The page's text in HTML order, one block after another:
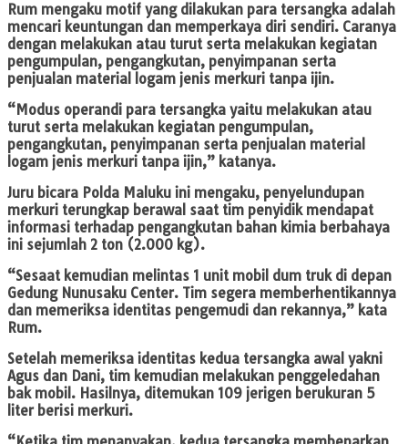
Rum mengaku motif yang dilakukan para tersangka adalah
mencari keuntungan dan memperkaya diri sendiri. Caranya
dengan melakukan atau turut serta melakukan kegiatan
pengumpulan, pengangkutan, penyimpanan serta
penjualan material logam jenis merkuri tanpa ijin.
“Modus operandi para tersangka yaitu melakukan atau
turut serta melakukan kegiatan pengumpulan,
pengangkutan, penyimpanan serta penjualan material
logam jenis merkuri tanpa ijin,” katanya.
Juru bicara Polda Maluku ini mengaku, penyelundupan
merkuri terungkap berawal saat tim penyidik mendapat
informasi terhadap pengangkutan bahan kimia berbahaya
ini sejumlah 2 ton (2.000 kg).
“Sesaat kemudian melintas 1 unit mobil dum truk di depan
Gedung Nunusaku Center. Tim segera memberhentikannya
dan memeriksa identitas pengemudi dan rekannya,” kata
Rum.
Setelah memeriksa identitas kedua tersangka awal yakni
Agus dan Dani, tim kemudian melakukan penggeledahan
bak mobil. Hasilnya, ditemukan 109 jerigen berukuran 5
liter berisi merkuri.